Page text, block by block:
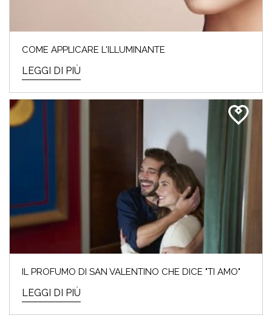
COME APPLICARE L'ILLUMINANTE
LEGGI DI PIÙ
IL PROFUMO DI SAN VALENTINO CHE DICE "TI AMO"
LEGGI DI PIÙ